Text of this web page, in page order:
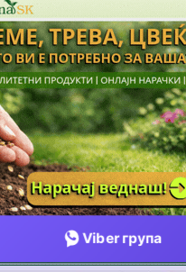
Viber група